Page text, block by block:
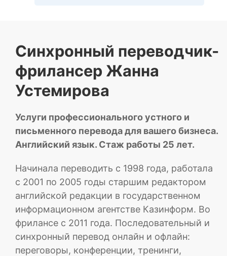
Синхронный переводчик-
фрилансер Жанна
Устемирова
Услуги профессионального устного и
письменного перевода для вашего бизнеса.
Английский язык. Стаж работы 25 лет.
Начинала переводить с 1998 года, работала
с 2001 по 2005 годы старшим редактором
английской редакции в государственном
информационном агентстве Казинформ. Во
фрилансе с 2011 года. Последовательный и
синхронный перевод онлайн и офлайн:
переговоры, конференции, тренинги,